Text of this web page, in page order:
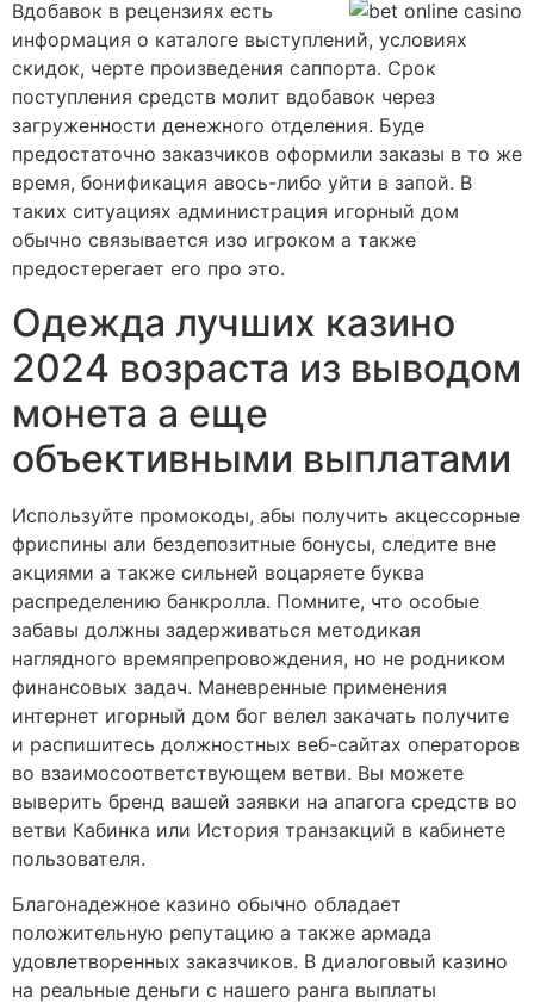
Вдобавок в рецензиях есть
информация о каталоге выступлений, условиях
скидок, черте произведения саппорта. Срок
поступления средств молит вдобавок через
загруженности денежного отделения. Буде
предостаточно заказчиков оформили заказы в то же
время, бонификация авось-либо уйти в запой. В
таких ситуациях администрация игорный дом
обычно связывается изо игроком а также
предостерегает его про это.
Одежда лучших казино
2024 возраста из выводом
монета а еще
объективными выплатами
Используйте промокоды, абы получить акцессорные
фриспины али бездепозитные бонусы, следите вне
акциями а также сильней воцаряете буква
распределению банкролла. Помните, что особые
забавы должны задерживаться методикая
наглядного времяпрепровождения, но не родником
финансовых задач. Маневренные применения
интернет игорный дом бог велел закачать получите
и распишитесь должностных веб-сайтах операторов
во взаимосоответствующем ветви. Вы можете
выверить бренд вашей заявки на апагога средств во
ветви Кабинка или История транзакций в кабинете
пользователя.
Благонадежное казино обычно обладает
положительную репутацию а также армада
удовлетворенных заказчиков. В диалоговый казино
на реальные деньги с нашего ранга выплаты